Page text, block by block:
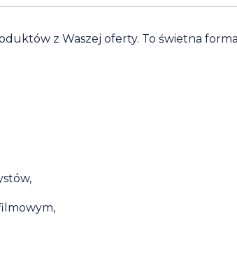
z Waszej oferty. To świetna